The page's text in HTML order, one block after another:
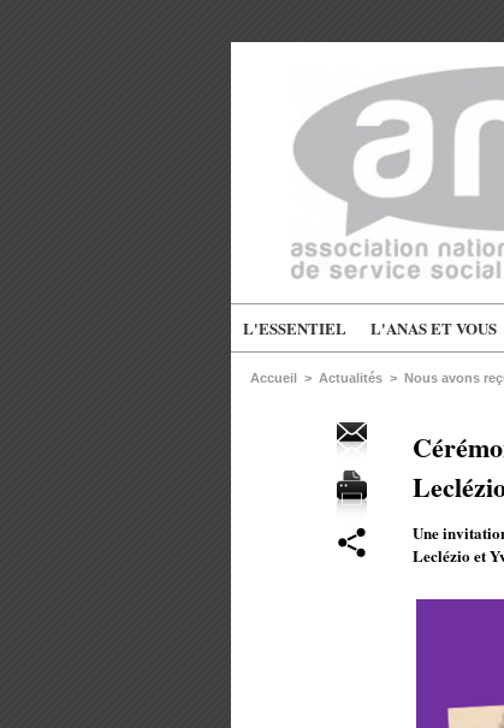
L'ESSENTIEL L'ANAS ET VOUS
Accueil > Actualités > Nous avons
Une
Leclézio et